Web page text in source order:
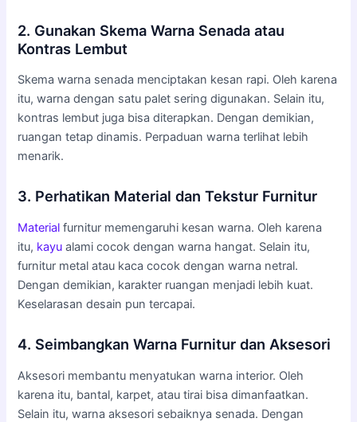
2. Gunakan Skema Warna Senada atau
Kontras Lembut
Skema warna senada menciptakan kesan rapi. Oleh karena
itu, warna dengan satu palet sering digunakan. Selain itu,
kontras lembut juga bisa diterapkan. Dengan demikian,
ruangan tetap dinamis. Perpaduan warna terlihat lebih
menarik.
3. Perhatikan Material dan Tekstur Furnitur
Material furnitur memengaruhi kesan warna. Oleh karena
itu, kayu alami cocok dengan warna hangat. Selain itu,
furnitur metal atau kaca cocok dengan warna netral.
Dengan demikian, karakter ruangan menjadi lebih kuat.
Keselarasan desain pun tercapai.
4. Seimbangkan Warna Furnitur dan Aksesori
Aksesori membantu menyatukan warna interior. Oleh
karena itu, bantal, karpet, atau tirai bisa dimanfaatkan.
Selain itu, warna aksesori sebaiknya senada. Dengan